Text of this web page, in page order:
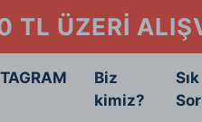
ÜZERİ
Biz
kimiz?